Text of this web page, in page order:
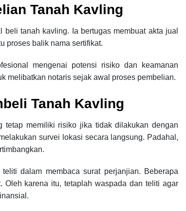
Tanah Kavling
tanah kavling. Ia bertugas membuat akta jual
proses balik nama sertifikat.
mengenai potensi risiko dan keamanan
melibatkan notaris sejak awal proses pembelian.
Tanah Kavling
tetap memiliki risiko jika tidak dilakukan dengan
survei lokasi secara langsung. Padahal,
dalam membaca surat perjanjian. Beberapa
Oleh karena itu, tetaplah waspada dan teliti agar